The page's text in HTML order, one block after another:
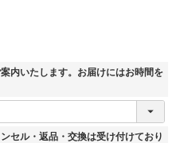
内いたします。お届けにはお時間を
セル・返品・交換は受け付けており